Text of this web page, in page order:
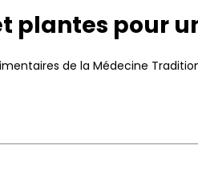
plantes pour
de la Médecine